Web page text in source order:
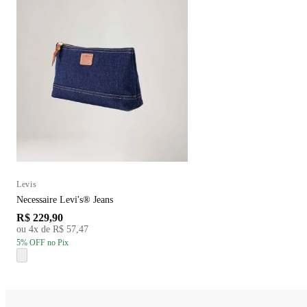
Levis
Necessaire Levi's® Jeans
R$ 229,90
ou 4x de R$ 57,47
5% OFF no Pix